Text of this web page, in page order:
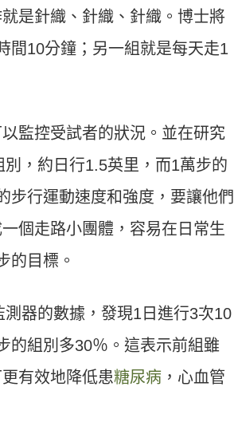
是針織、針織、針織。博士將
間10分鐘；另一組就是每天走1
監控受試者的狀況。並在研究
，約日行1.5英里，而1萬步的
步行運動速度和強度，要讓他們
個走路小團體，容易在日常生
的目標。
器的數據，發現1日進行3次10
的組別多30％。這表示前組雖
有效地降低患糖尿病 ，心血管